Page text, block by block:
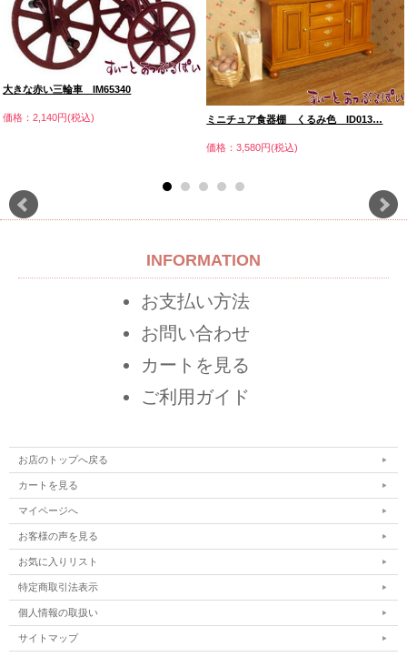
大きな赤い三輪車 IM65340
価格：2,140円(税込) ミニチュア食器棚 くるみ色 ID013…
価格：3,580円(税込)
INFORMATION
お支払い方法
お問い合わせ
カートを見る
ご利用ガイド
お店のトップへ戻る
カートを見る
マイページへ
お客様の声を見る
お気に入りリスト
特定商取引法表示
個人情報の取扱い
サイトマップ